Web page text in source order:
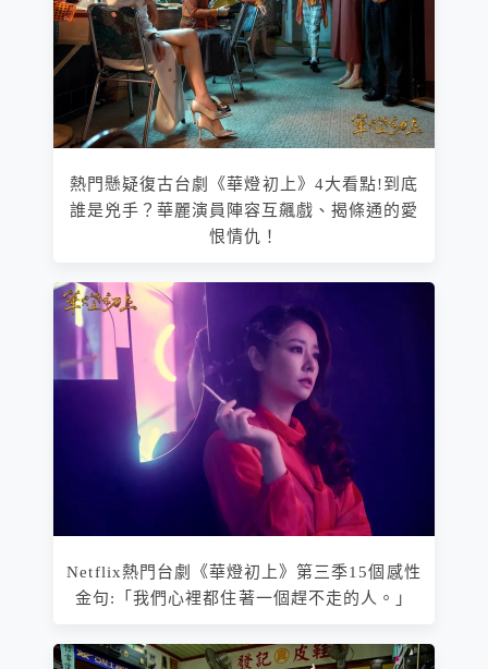
熱門懸疑復古台劇《華燈初上》4大看點!到底
誰是兇手？華麗演員陣容互飆戲、揭條通的愛
恨情仇！
Netflix熱門台劇《華燈初上》第三季15個感性
金句:「我們心裡都住著一個趕不走的人。」